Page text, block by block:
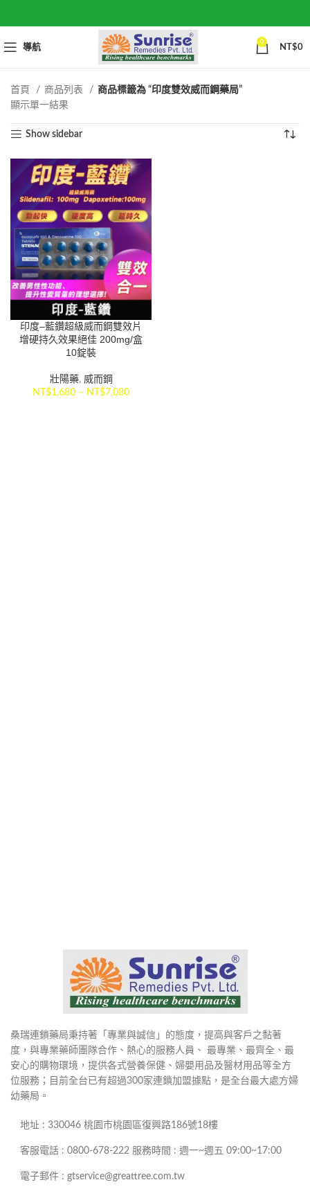
導航
0
NT$0
首頁 商品列表
商品標籤為 “印度雙效威而鋼藥局”
顯示單一結果
Show sidebar
印度–藍鑽超級威而鋼雙效片
增硬持久效果絕佳 200mg/盒
10錠裝
壯陽藥, 威而鋼
NT$1,680 – NT$7,080
桑瑞連鎖藥局秉持著「專業與誠信」的態度，提高與客戶之黏著
度，與專業藥師團隊合作、熱心的服務人員、 最專業、最齊全、最
安心的購物環境，提供各式營養保健、婦嬰用品及醫材用品等全方
位服務；目前全台已有超過300家連鎖加盟據點，是全台最大處方婦
幼藥局。
地址 : 330046 桃園市桃園區復興路186號18樓
客服電話 : 0800-678-222 服務時間 : 週一~週五 09:00~17:00
電子郵件 : gtservice@greattree.com.tw